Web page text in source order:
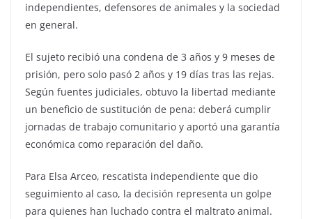
independientes, defensores de animales y la sociedad
en general.
El sujeto recibió una condena de 3 años y 9 meses de
prisión, pero solo pasó 2 años y 19 días tras las rejas.
Según fuentes judiciales, obtuvo la libertad mediante
un beneficio de sustitución de pena: deberá cumplir
jornadas de trabajo comunitario y aportó una garantía
económica como reparación del daño.
Para Elsa Arceo, rescatista independiente que dio
seguimiento al caso, la decisión representa un golpe
para quienes han luchado contra el maltrato animal.